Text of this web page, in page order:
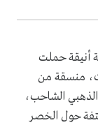
أنيقة حملت
منسقة من
الذهبي الشاحب،
حول الخصر